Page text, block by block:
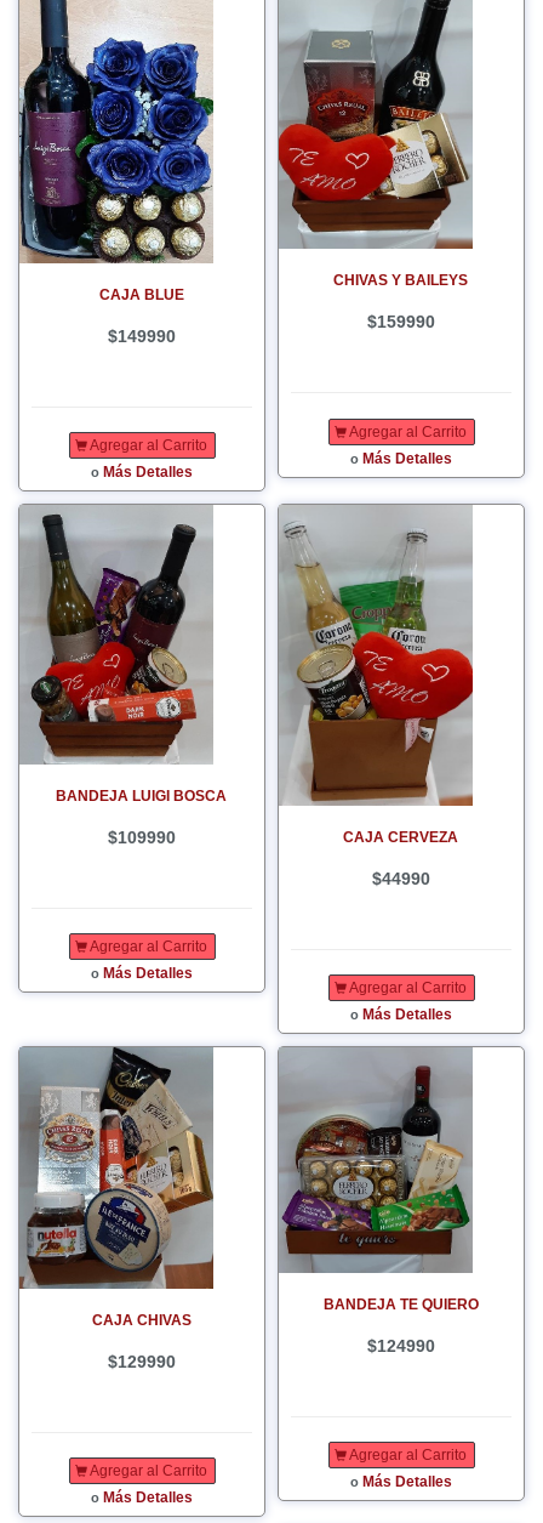
CAJA BLUE
$149990
Agregar al Carrito
o Más Detalles
CHIVAS Y BAILEYS
$159990
Agregar al Carrito
o Más Detalles
BANDEJA LUIGI BOSCA
$109990
Agregar al Carrito
o Más Detalles
CAJA CERVEZA
$44990
Agregar al Carrito
o Más Detalles
CAJA CHIVAS
$129990
Agregar al Carrito
o Más Detalles
BANDEJA TE QUIERO
$124990
Agregar al Carrito
o Más Detalles